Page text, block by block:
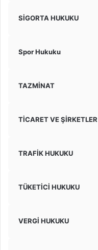
SİGORTA HUKUKU
Spor Hukuku
TAZMİNAT
TİCARET VE
TRAFİK HUKUKU
TÜKETİCİ HUKUKU
VERGİ HUKUKU